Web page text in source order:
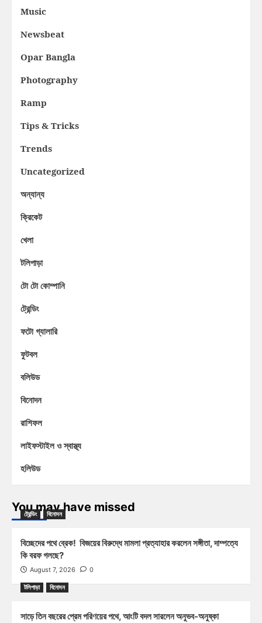
Music
Newsbeat
Opar Bangla
Photography
Ramp
Tips & Tricks
Trends
Uncategorized
অন্যান্য
ক্রিকেট
খেলা
টলিপাড়া
টো টো কোম্পানি
ট্রেন্ডিং
ফটো গ্যালারি
ফুটবল
বলিউড
বিনোদন
রাশিফল
লাইফস্টাইল ও স্বাস্থ্য
হলিউড
You may have missed
ট্রেন্ডিং বিনোদন
বিচ্ছেদের পথে ব্রেক! বিজয়ের বিরুদ্ধে মামলা প্রত্যাহার করলেন সঙ্গীতা, দাম্পত্যে
কি বরফ গলছে?
August 7, 2026 0
টলিপাড়া বিনোদন
সাড়ে তিন বছরের প্রেম পরিণয়ের পথে, আংটি বদল সারলেন অনুভব-অনুষ্কা